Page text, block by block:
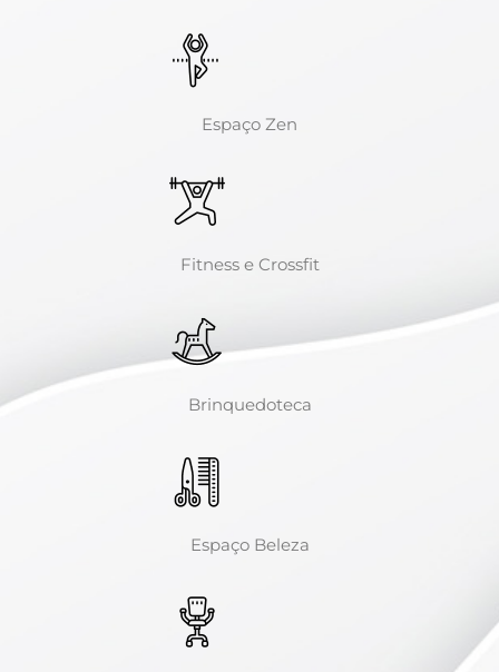
Espaço Zen
Fitness e Crossfit
Brinquedoteca
Espaço Beleza